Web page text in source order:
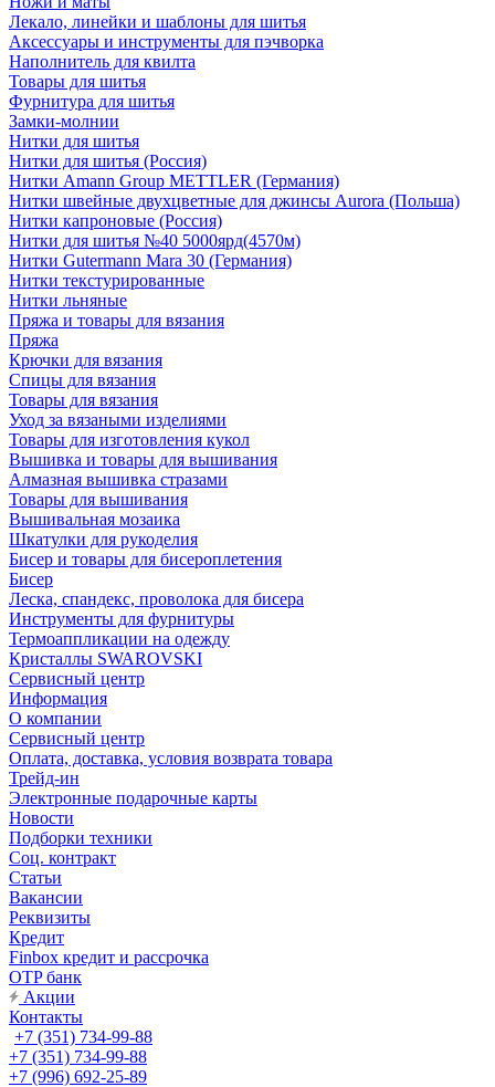
Лекало, линейки и шаблоны для шитья
Аксессуары и инструменты для пэчворка
Наполнитель для квилта
Товары для шитья
Фурнитура для шитья
Замки-молнии
Нитки для шитья
Нитки для шитья (Россия)
Нитки Amann Group METTLER (Германия)
Нитки швейные двухцветные для джинсы Aurora (Польша)
Нитки капроновые (Россия)
Нитки для шитья №40 5000ярд(4570м)
Нитки Gutermann Mara 30 (Германия)
Нитки текстурированные
Нитки льняные
Пряжа и товары для вязания
Пряжа
Крючки для вязания
Спицы для вязания
Товары для вязания
Уход за вязаными изделиями
Товары для изготовления кукол
Вышивка и товары для вышивания
Алмазная вышивка стразами
Товары для вышивания
Вышивальная мозаика
Шкатулки для рукоделия
Бисер и товары для бисероплетения
Бисер
Леска, спандекс, проволока для бисера
Инструменты для фурнитуры
Термоаппликации на одежду
Кристаллы SWAROVSKI
Сервисный центр
Информация
О компании
Сервисный центр
Оплата, доставка, условия возврата товара
Трейд-ин
Электронные подарочные карты
Новости
Подборки техники
Соц. контракт
Статьи
Вакансии
Реквизиты
Кредит
Finbox кредит и рассрочка
OTP банк
Акции
Контакты
+7 (351) 734-99-88
+7 (351) 734-99-88
+7 (996) 692-25-89